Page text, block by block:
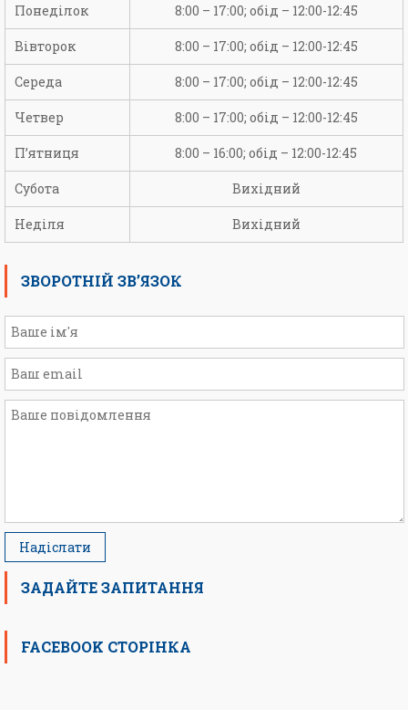
Понеділок 8:00 – 17:00; обід – 12:00-12:45
Вівторок 8:00 – 17:00; обід – 12:00-12:45
Середа 8:00 – 17:00; обід – 12:00-12:45
Четвер 8:00 – 17:00; обід – 12:00-12:45
П’ятниця 8:00 – 16:00; обід – 12:00-12:45
Субота Вихідний
Неділя Вихідний
ЗВОРОТНІЙ ЗВ’ЯЗОК
ЗАДАЙТЕ ЗАПИТАННЯ
FACEBOOK СТОРІНКА